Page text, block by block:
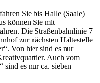
Sie bis Halle (Saale)
können Sie mit
Die Straßenbahnlinie 7
zur nächsten Haltestelle
Von hier sind es nur
Auch vom
sind es nur ca. sieben